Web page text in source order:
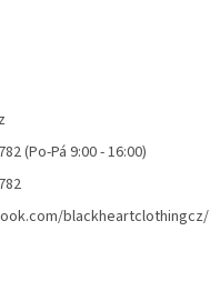
(Po-Pá 9:00 - 16:00)
blackheartclothingcz/